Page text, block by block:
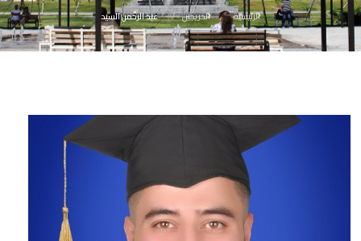
الرئيسية الخريجين عبد الرحمن السيد